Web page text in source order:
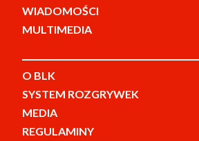
WIADOMOŚCI
MULTIMEDIA
O BLK
SYSTEM ROZGRYWEK
MEDIA
REGULAMINY